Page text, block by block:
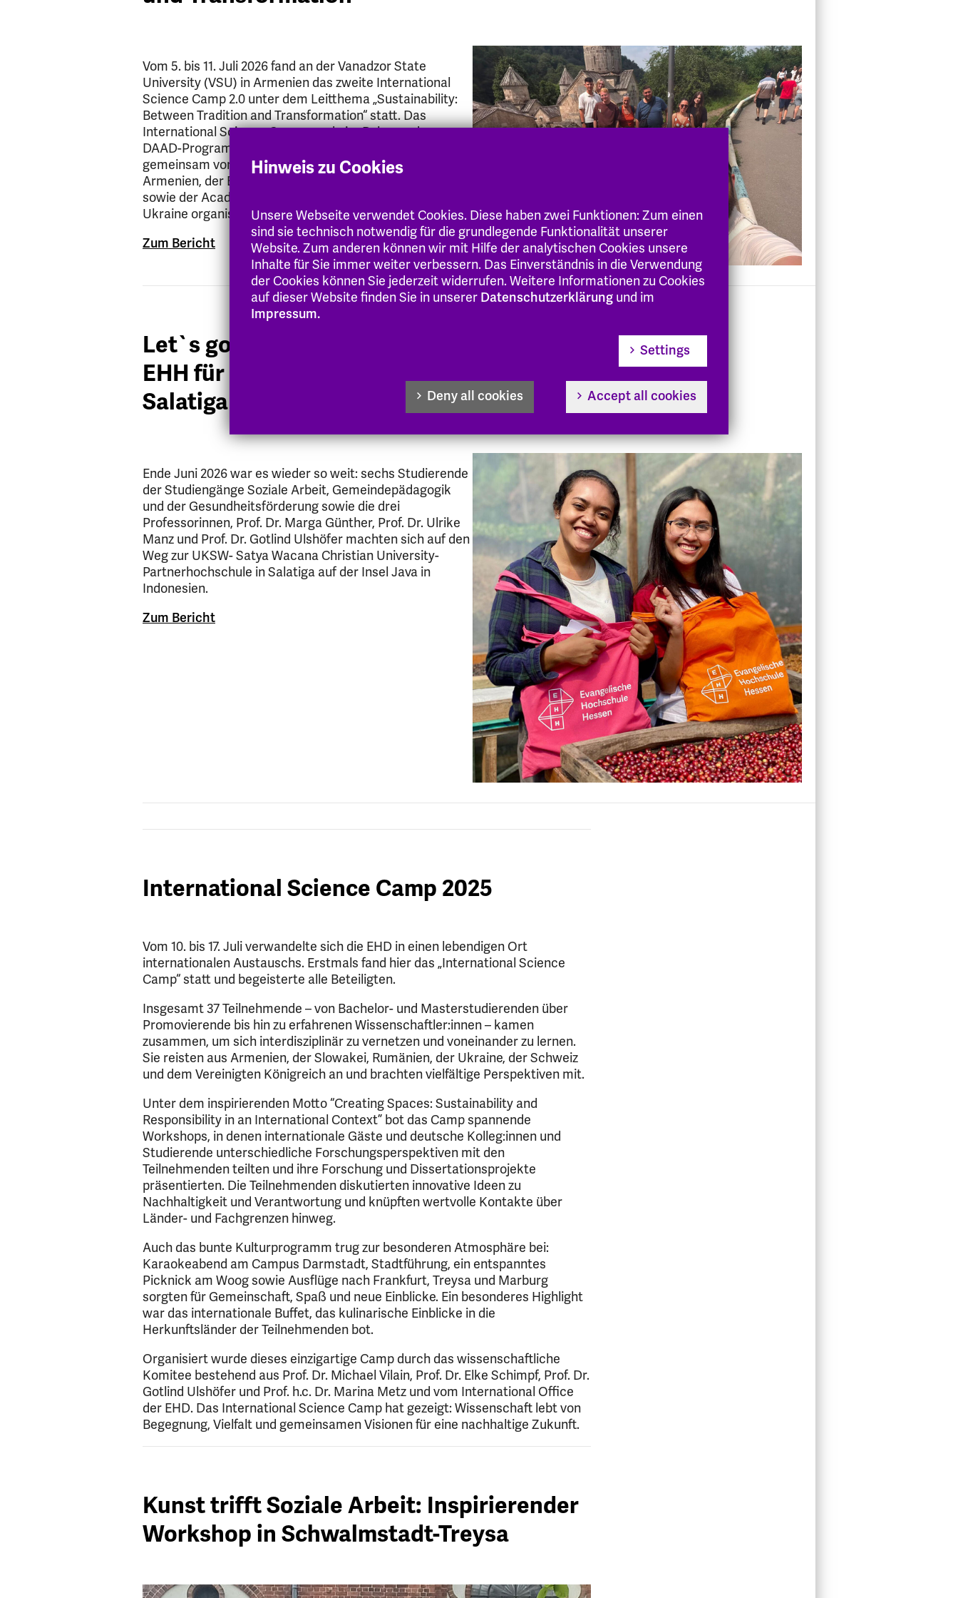
Vom 5. bis 11. Juli 2026 fand an der Vanadzor State
University (VSU) in Armenien das zweite International
Science Camp 2.0 unter dem Leitthema „Sustainability:
Between Tradition and Transformation“ statt. Das
International Science Camp wurde im Rahmen des
DAAD-Programms Ostpartnerschaften gefördert und
gemeinsam von der Vanadzor State University (VSU),
Armenien, der Evangelischen Hochschule Hessen (EHH)
sowie der Academy of Culture and Arts Uzhhorod,
Ukraine organisiert.
Zum Bericht
Let`s go Indonesia: Studierende und Lehrende der
EHH für zwei Wochen an der Partnerhochschule in
Salatiga
Ende Juni 2026 war es wieder so weit: sechs Studierende
der Studiengänge Soziale Arbeit, Gemeindepädagogik
und der Gesundheitsförderung sowie die drei
Professorinnen, Prof. Dr. Marga Günther, Prof. Dr. Ulrike
Manz und Prof. Dr. Gotlind Ulshöfer machten sich auf den
Weg zur UKSW- Satya Wacana Christian University-
Partnerhochschule in Salatiga auf der Insel Java in
Indonesien.
Zum Bericht
International Science Camp 2025
Vom 10. bis 17. Juli verwandelte sich die EHD in einen lebendigen Ort
internationalen Austauschs. Erstmals fand hier das „International Science
Camp“ statt und begeisterte alle Beteiligten.
Insgesamt 37 Teilnehmende – von Bachelor- und Masterstudierenden über
Promovierende bis hin zu erfahrenen Wissenschaftler:innen – kamen
zusammen, um sich interdisziplinär zu vernetzen und voneinander zu lernen.
Sie reisten aus Armenien, der Slowakei, Rumänien, der Ukraine, der Schweiz
und dem Vereinigten Königreich an und brachten vielfältige Perspektiven mit.
Unter dem inspirierenden Motto “Creating Spaces: Sustainability and
Responsibility in an International Context” bot das Camp spannende
Workshops, in denen internationale Gäste und deutsche Kolleg:innen und
Studierende unterschiedliche Forschungsperspektiven mit den
Teilnehmenden teilten und ihre Forschung und Dissertationsprojekte
präsentierten. Die Teilnehmenden diskutierten innovative Ideen zu
Nachhaltigkeit und Verantwortung und knüpften wertvolle Kontakte über
Länder- und Fachgrenzen hinweg.
Auch das bunte Kulturprogramm trug zur besonderen Atmosphäre bei:
Karaokeabend am Campus Darmstadt, Stadtführung, ein entspanntes
Picknick am Woog sowie Ausflüge nach Frankfurt, Treysa und Marburg
sorgten für Gemeinschaft, Spaß und neue Einblicke. Ein besonderes Highlight
war das internationale Buffet, das kulinarische Einblicke in die
Herkunftsländer der Teilnehmenden bot.
Organisiert wurde dieses einzigartige Camp durch das wissenschaftliche
Komitee bestehend aus Prof. Dr. Michael Vilain, Prof. Dr. Elke Schimpf, Prof. Dr.
Gotlind Ulshöfer und Prof. h.c. Dr. Marina Metz und vom International Office
der EHD. Das International Science Camp hat gezeigt: Wissenschaft lebt von
Begegnung, Vielfalt und gemeinsamen Visionen für eine nachhaltige Zukunft.
Kunst trifft Soziale Arbeit: Inspirierender
Workshop in Schwalmstadt-Treysa
4
Slider
Bild
Hinweis zu Cookies
Unsere Webseite verwendet Cookies. Diese haben zwei Funktionen: Zum einen
sind sie technisch notwendig für die grundlegende Funktionalität unserer
Website. Zum anderen können wir mit Hilfe der analytischen Cookies unsere
Inhalte für Sie immer weiter verbessern. Das Einverständnis in die Verwendung
der Cookies können Sie jederzeit widerrufen. Weitere Informationen zu Cookies
auf dieser Website finden Sie in unserer Datenschutzerklärung und im
Impressum.
Settings
Deny all cookies Accept all cookies